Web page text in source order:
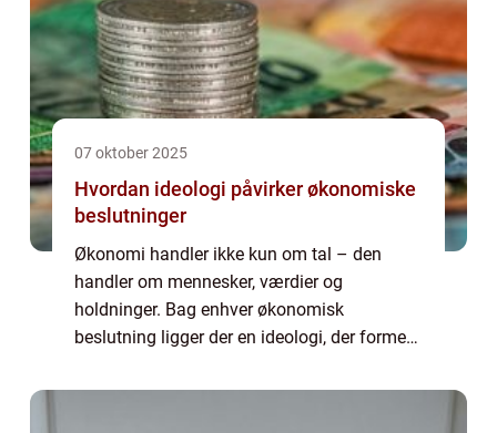
07 oktober 2025
Hvordan ideologi påvirker økonomiske
beslutninger
Økonomi handler ikke kun om tal – den
handler om mennesker, værdier og
holdninger. Bag enhver økonomisk
beslutning ligger der en ideologi, der former
styre alt, eller ska...